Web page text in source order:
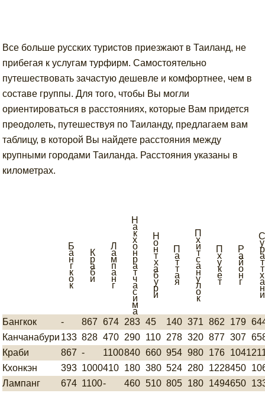
Все больше русских туристов приезжают в Таиланд, не
прибегая к услугам турфирм. Самостоятельно
путешествовать зачастую дешевле и комфортнее, чем в
составе группы. Для того, чтобы Вы могли
ориентироваться в расстояниях, которые Вам придется
преодолеть, путешествуя по Таиланду, предлагаем вам
таблицу, в которой Вы найдете расстояния между
крупными городами Таиланда. Расстояния указаны в
километрах.
Б
а
н
г
к
о
к
К
р
а
б
и
Л
а
м
п
а
н
г
Н
а
к
х
о
н
р
а
т
ч
а
с
и
м
а
Н
о
н
т
х
а
б
у
р
и
П
а
т
т
а
я
П
х
и
т
с
а
н
у
л
о
к
П
х
у
к
е
т
Р
а
й
о
н
г
у
р
а
т
т
х
а
н
и
Бангкок - 867 674 283 45 140 371 862 179
Канчанабури 133 828 470 290 110 278 320 877 307
Краби
867 - 1100840 660 954 980 176 1041
Кхонкэн
393 1000410 180 380 524 280 1228450
Лампанг
674 1100- 460 510 805 180 1494650